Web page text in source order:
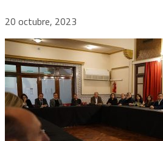
20 octubre, 2023